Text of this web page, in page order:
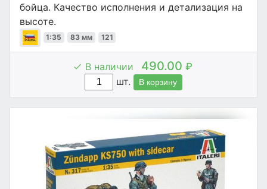
бойца. Качество исполнения и детализация на
высоте.
1:35 83 мм 121
В наличии 490.00 ₽
шт.
В корзину